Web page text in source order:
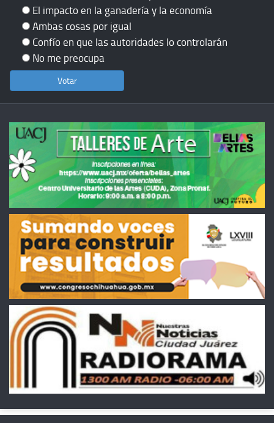
El impacto en la ganadería y la economía
Ambas cosas por igual
Confío en que las autoridades lo controlarán
No me preocupa